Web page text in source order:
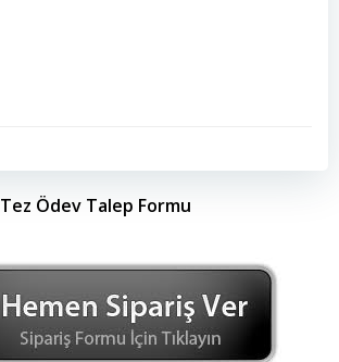
Tez Ödev Talep Formu